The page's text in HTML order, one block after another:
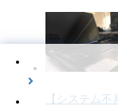
【システム